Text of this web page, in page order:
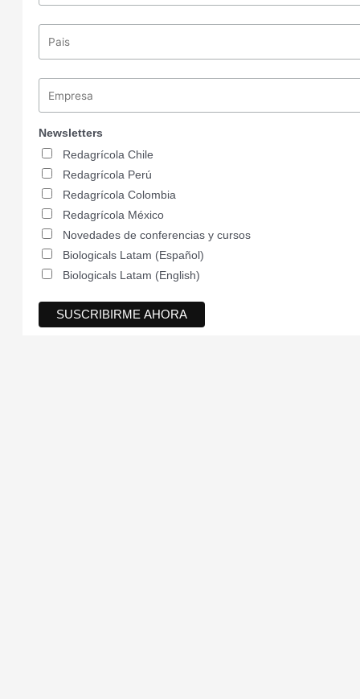
Newsletters
Redagrícola Chile
Redagrícola Perú
Redagrícola Colombia
Redagrícola México
Novedades de conferencias y cursos
Biologicals Latam (Español)
Biologicals Latam (English)